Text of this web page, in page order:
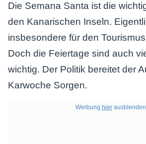
Die Semana Santa ist die
den Kanarischen Inseln.
insbesondere für den
Doch die Feiertage sind auch
wichtig. Der Politik bereitet der
Karwoche Sorgen.
Werbung hier